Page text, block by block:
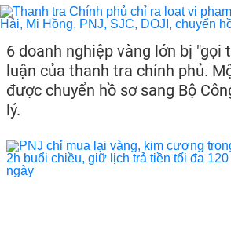
6 doanh nghiệp vàng lớn bị "gọi
luận của thanh tra chính phủ.
được chuyển hồ sơ sang Bộ
lý.